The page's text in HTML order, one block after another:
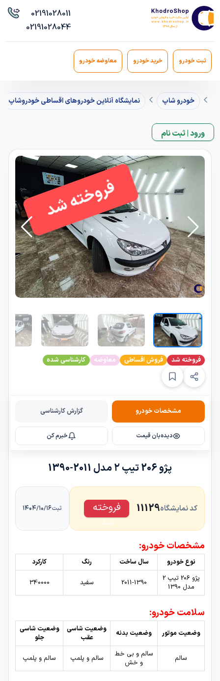
02191028011
02191028044
ثبت خودرو خرید خودرو معاوضه خودرو
خودرو شاپ نمایشگاه آنلاین خودروهای اقساطی خودروشاپ
ورود | ثبت نام
فروخته شد
فروخته شد فروش اقساطی معاوضه کارشناسی شده
مشخصات خودرو گزارش کارشناسی
دیده‌بان قیمت خبرم کن
پژو 206 تیپ ۲ مدل 2011-1390
کد نمایشگاه11129
فروخته
شد
ثبت۱۴۰۴/۱۰/۱۶
مشخصات خودرو:
نوع خودرو سال ساخت رنگ
کارکرد
پژو 206 تیپ 2
مدل 1390
2011-1390 سفید 340000
سلامت خودرو:
وضعیت موتور وضعیت بدنه
وضعیت شاسی
عقب
وضعیت شاسی
جلو
سالم
سالم و بی خط
و خش
سالم و پلمپ سالم و پلمپ